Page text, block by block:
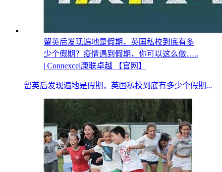
留英后发现遍地是假期，英国私校到底有多
少个假期？疫情遇到假期，你可以这么做…..
| Connexcel康联卓越 【官网】
留英后发现遍地是假期，英国私校到底有多少个假期...